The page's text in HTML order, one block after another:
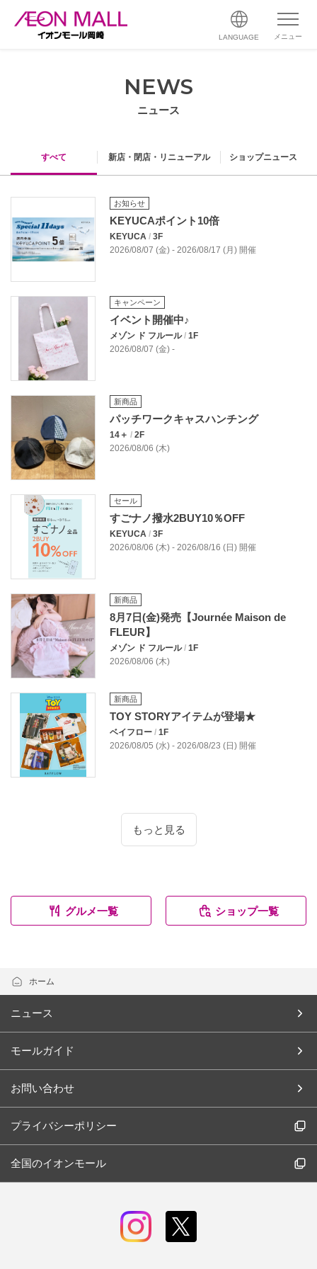
LANGUAGE メニュー
NEWS
ニュース
すべて 新店・閉店・リニューアル ショップニュース
お知らせ
KEYUCAポイント10倍
KEYUCA / 3F
2026/08/07 (金) - 2026/08/17 (月) 開催
キャンペーン
イベント開催中♪
メゾン ド フルール / 1F
2026/08/07 (金) -
新商品
パッチワークキャスハンチング
14＋ / 2F
2026/08/06 (木)
セール
すごナノ撥水2BUY10％OFF
KEYUCA / 3F
2026/08/06 (木) - 2026/08/16 (日) 開催
新商品
8月7日(金)発売【Journée Maison de
FLEUR】
メゾン ド フルール / 1F
2026/08/06 (木)
新商品
TOY STORYアイテムが登場★
ベイフロー / 1F
2026/08/05 (水) - 2026/08/23 (日) 開催
もっと見る
グルメ一覧 ショップ一覧
ホーム
ニュース
モールガイド
お問い合わせ
プライバシーポリシー
全国のイオンモール